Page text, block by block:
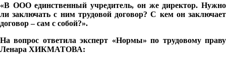
«В ООО единственный учредитель, он же директор. Нужно
ли заключать с ним трудовой договор? С кем он заключает
договор – сам с собой?».
На вопрос ответила эксперт «Нормы» по трудовому праву
Ленара ХИКМАТОВА: